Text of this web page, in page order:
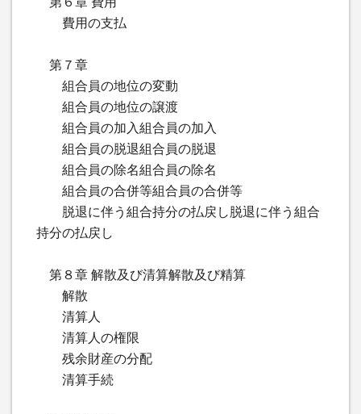
費用の支払
第７章
組合員の地位の変動
組合員の地位の譲渡
組合員の加入組合員の加入
組合員の脱退組合員の脱退
組合員の除名組合員の除名
組合員の合併等組合員の合併等
脱退に伴う組合持分の払戻し脱退に伴う組合
持分の払戻し
第８章 解散及び清算解散及び精算
解散
清算人
清算人の権限
残余財産の分配
清算手続